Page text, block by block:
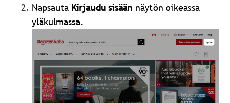
Napsauta Kirjaudu sisään näytön oikeassa
yläkulmassa.